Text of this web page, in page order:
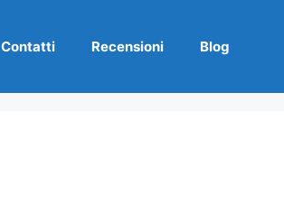
Contatti Recensioni Blog